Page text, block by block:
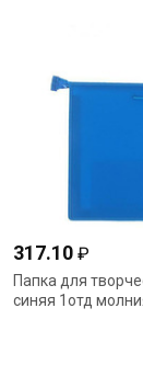
317.10 ₽
Папка для
синяя 1отд